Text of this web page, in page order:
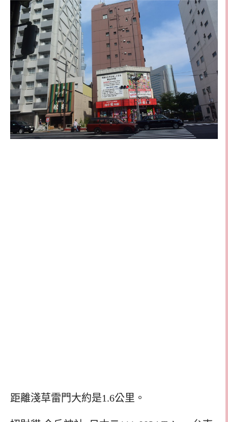
距離淺草雷門大約是1.6公里。